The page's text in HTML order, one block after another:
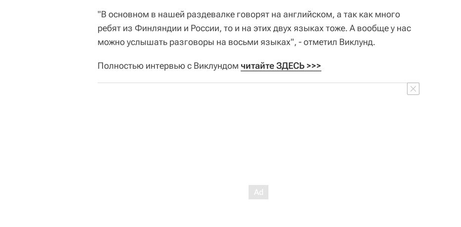
"В основном в нашей раздевалке говорят на английском, а так как много
ребят из Финляндии и России, то и на этих двух языках тоже. А вообще у нас
можно услышать разговоры на восьми языках", - отметил Виклунд.
Полностью интервью с Виклундом читайте ЗДЕСЬ >>>